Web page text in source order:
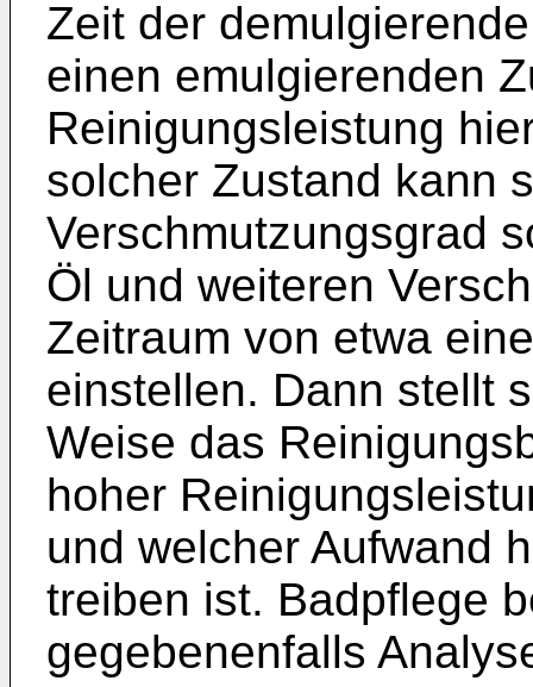
Zeit der
einen emulgierenden
Reinigungsleistung
solcher Zustand kann
Verschmutzungsgrad
Öl und weiteren
Zeitraum von etwa
einstellen. Dann stellt
Weise das
hoher
und welcher Aufwand
treiben ist. Badpflege
gegebenenfalls